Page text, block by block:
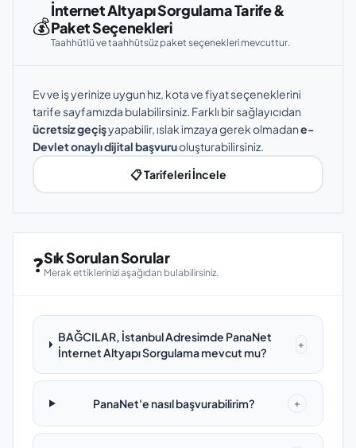
💰
İnternet Altyapı Sorgulama Tarife &
Paket Seçenekleri
Taahhütlü ve taahhütsüz paket seçenekleri mevcuttur.
Ev ve iş yerinize uygun hız, kota ve fiyat seçeneklerini
tarife sayfamızda bulabilirsiniz. Farklı bir sağlayıcıdan
ücretsiz geçişyapabilir, ıslak imzaya gerek olmadane-
Devlet onaylı dijital başvuruoluşturabilirsiniz.
📋 Tarifeleri İncele
❓Sık Sorulan Sorular
Merak ettiklerinizi aşağıdan bulabilirsiniz.
BAĞCILAR, İstanbul Adresimde PanaNet
İnternet Altyapı Sorgulama mevcut mu?
+
PanaNet'e nasıl başvurabilirim? +